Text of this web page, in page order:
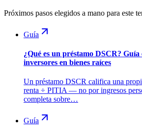
Próximos pasos elegidos a mano para este
Guía
¿Qué es un préstamo DSCR?
inversores en bienes raíces
Un préstamo DSCR califica una
renta ÷ PITIA — no por ingresos
completa sobre…
Guía